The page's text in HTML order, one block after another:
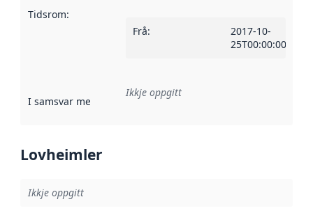
Tidsrom:
Frå:
2017-10-
25T00:00:00Z
I samsvar med Referanse til ei implementeringsregel eller
Ikkje oppgitt
Lovheimler
Ikkje oppgitt